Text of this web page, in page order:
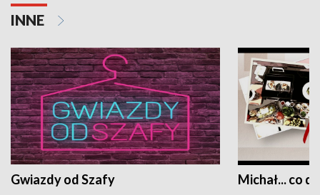
INNE
Gwiazdy od Szafy Michał... co